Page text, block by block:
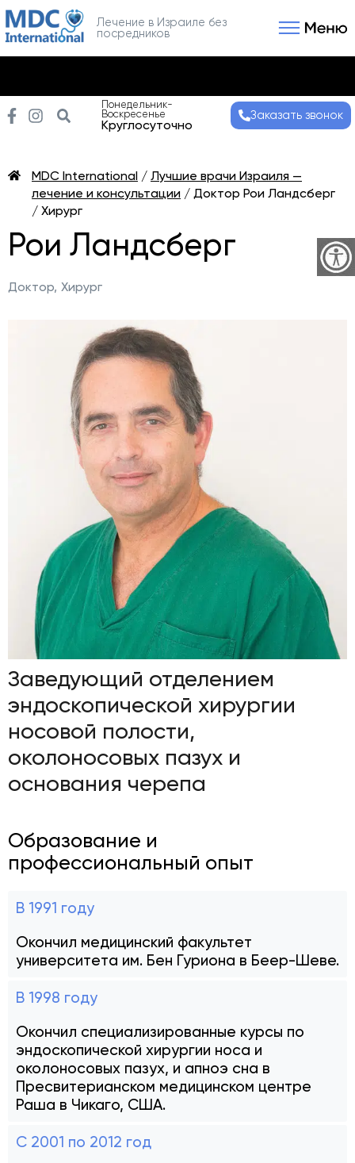
Лечение в Израиле без
посредников
Понедельник-
Воскресенье
Круглосуточно
Заказать звонок
MDC International / Лучшие врачи Израиля —
лечение и консультации / Доктор Рои Ландсберг
/ Хирург
Рои Ландсберг
Доктор, Хирург
Заведующий отделением
эндоскопической хирургии
носовой полости,
околоносовых пазух и
основания черепа
Образование и
профессиональный опыт
В 1991 году
Окончил медицинский факультет
университета им. Бен Гуриона в Беер-Шеве.
В 1998 году
Окончил специализированные курсы по
эндоскопической хирургии носа и
околоносовых пазух, и апноэ сна в
Пресвитерианском медицинском центре
Раша в Чикаго, США.
С 2001 по 2012 год